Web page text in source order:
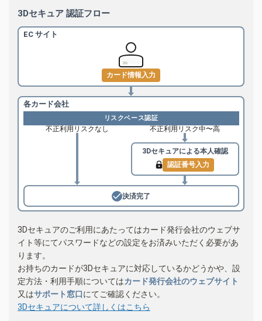
3Dセキュア 認証フロー
EC サイト
カード情報入力
各カード会社
リスクベース認証
不正利用リスクなし 不正利用リスク中〜高
3Dセキュアによる本人確認
認証番号入力
決済完了
3Dセキュアのご利用にあたってはカード発行会社のウェブサ
イト等にてパスワードなどの設定をお済みいただく必要があ
ります。
お持ちのカードが3Dセキュアに対応しているかどうかや、設
定方法・利用手順についてはカード発行会社のウェブサイト
又はサポート窓口にてご確認ください。
3Dセキュアについて詳しくはこちら